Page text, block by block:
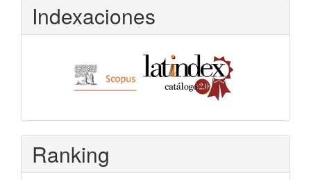
Indexaciones
Ranking